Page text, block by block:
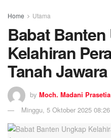
Home Utama
Babat
Kelahiran
Tanah Jawara
by Moch. Madani Prasetia
Minggu, 5 Oktober 2025 08:26